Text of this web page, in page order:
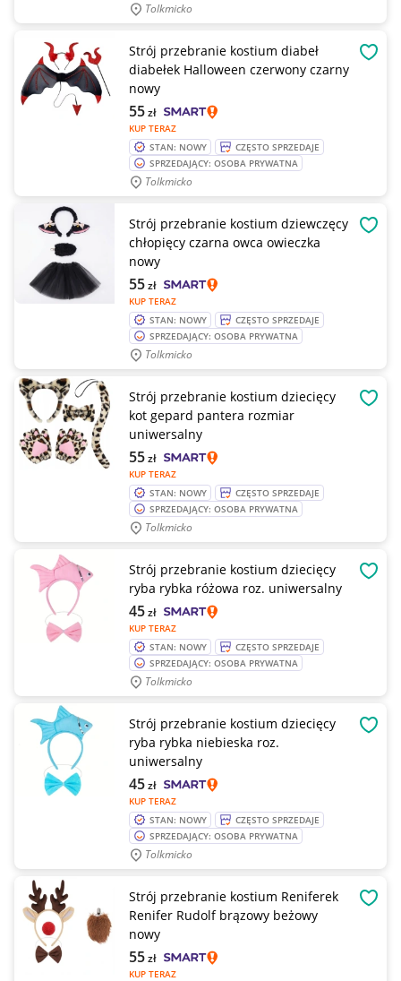
Tolkmicko
Strój przebranie kostium diabeł
diabełek Halloween czerwony czarny
nowy
KUP TERAZ
55zł
STAN: NOWY
CZĘSTO SPRZEDAJE
SPRZEDAJĄCY: OSOBA PRYWATNA
Tolkmicko
Strój przebranie kostium dziewczęcy
chłopięcy czarna owca owieczka
nowy
KUP TERAZ
55zł
STAN: NOWY
CZĘSTO SPRZEDAJE
SPRZEDAJĄCY: OSOBA PRYWATNA
Tolkmicko
Strój przebranie kostium dziecięcy
kot gepard pantera rozmiar
uniwersalny
KUP TERAZ
55zł
STAN: NOWY
CZĘSTO SPRZEDAJE
SPRZEDAJĄCY: OSOBA PRYWATNA
Tolkmicko
Strój przebranie kostium dziecięcy
ryba rybka różowa roz. uniwersalny
KUP TERAZ
45zł
STAN: NOWY
CZĘSTO SPRZEDAJE
SPRZEDAJĄCY: OSOBA PRYWATNA
Tolkmicko
Strój przebranie kostium dziecięcy
ryba rybka niebieska roz.
uniwersalny
KUP TERAZ
45zł
STAN: NOWY
CZĘSTO SPRZEDAJE
SPRZEDAJĄCY: OSOBA PRYWATNA
Tolkmicko
Strój przebranie kostium Reniferek
Renifer Rudolf brązowy beżowy
nowy
KUP TERAZ
55zł